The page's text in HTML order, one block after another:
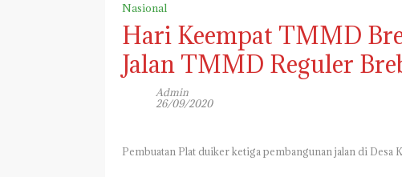
Nasional
Hari Keempat TMMD
Jalan TMMD Reguler
Admin
26/09/2020
Pembuatan Plat duiker ketiga pembangunan jalan di Desa